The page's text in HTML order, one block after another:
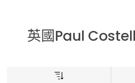
英國Paul